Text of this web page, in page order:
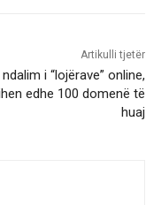
Artikulli tjetër
i “lojërave” online,
edhe 100 domenë të
huaj